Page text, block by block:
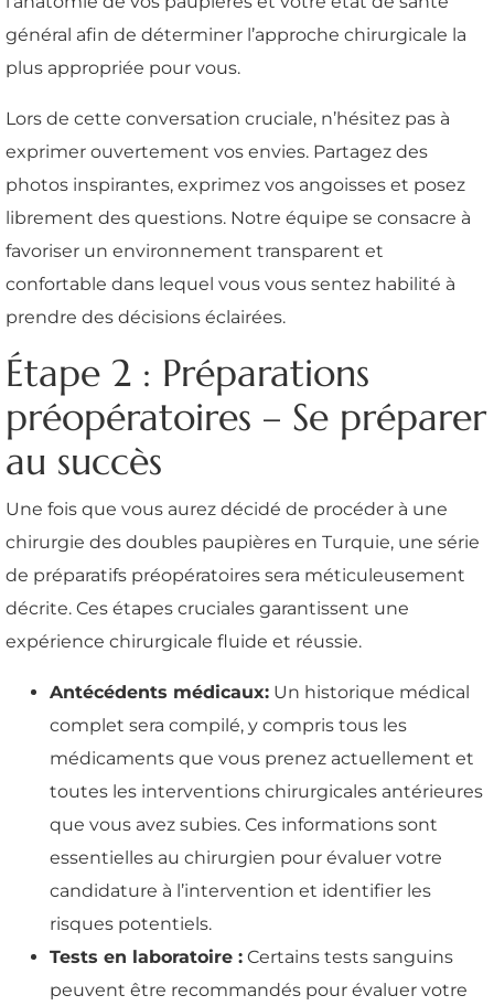
général afin de déterminer l’approche chirurgicale la
plus appropriée pour vous.
Lors de cette conversation cruciale, n’hésitez pas à
exprimer ouvertement vos envies. Partagez des
photos inspirantes, exprimez vos angoisses et posez
librement des questions. Notre équipe se consacre à
favoriser un environnement transparent et
confortable dans lequel vous vous sentez habilité à
prendre des décisions éclairées.
Étape 2 : Préparations
préopératoires – Se préparer
au succès
Une fois que vous aurez décidé de procéder à une
chirurgie des doubles paupières en Turquie, une série
de préparatifs préopératoires sera méticuleusement
décrite. Ces étapes cruciales garantissent une
expérience chirurgicale fluide et réussie.
Antécédents médicaux: Un historique médical
complet sera compilé, y compris tous les
médicaments que vous prenez actuellement et
toutes les interventions chirurgicales antérieures
que vous avez subies. Ces informations sont
essentielles au chirurgien pour évaluer votre
candidature à l’intervention et identifier les
risques potentiels.
Tests en laboratoire : Certains tests sanguins
peuvent être recommandés pour évaluer votre